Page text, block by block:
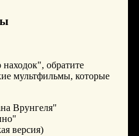
обратите
мультфильмы, которые
Врунгеля"
версия)